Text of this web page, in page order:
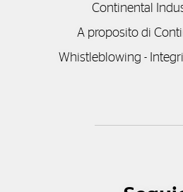
Continental
A proposito di
Whistleblowing -